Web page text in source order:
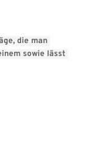
die man
sowie lässt